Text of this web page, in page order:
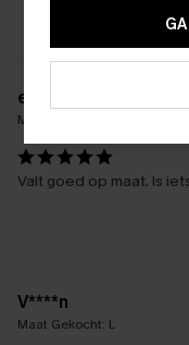
e****
Maat Gekocht:
Valt goed op maat. Is
V****n
Maat Gekocht: L
15%